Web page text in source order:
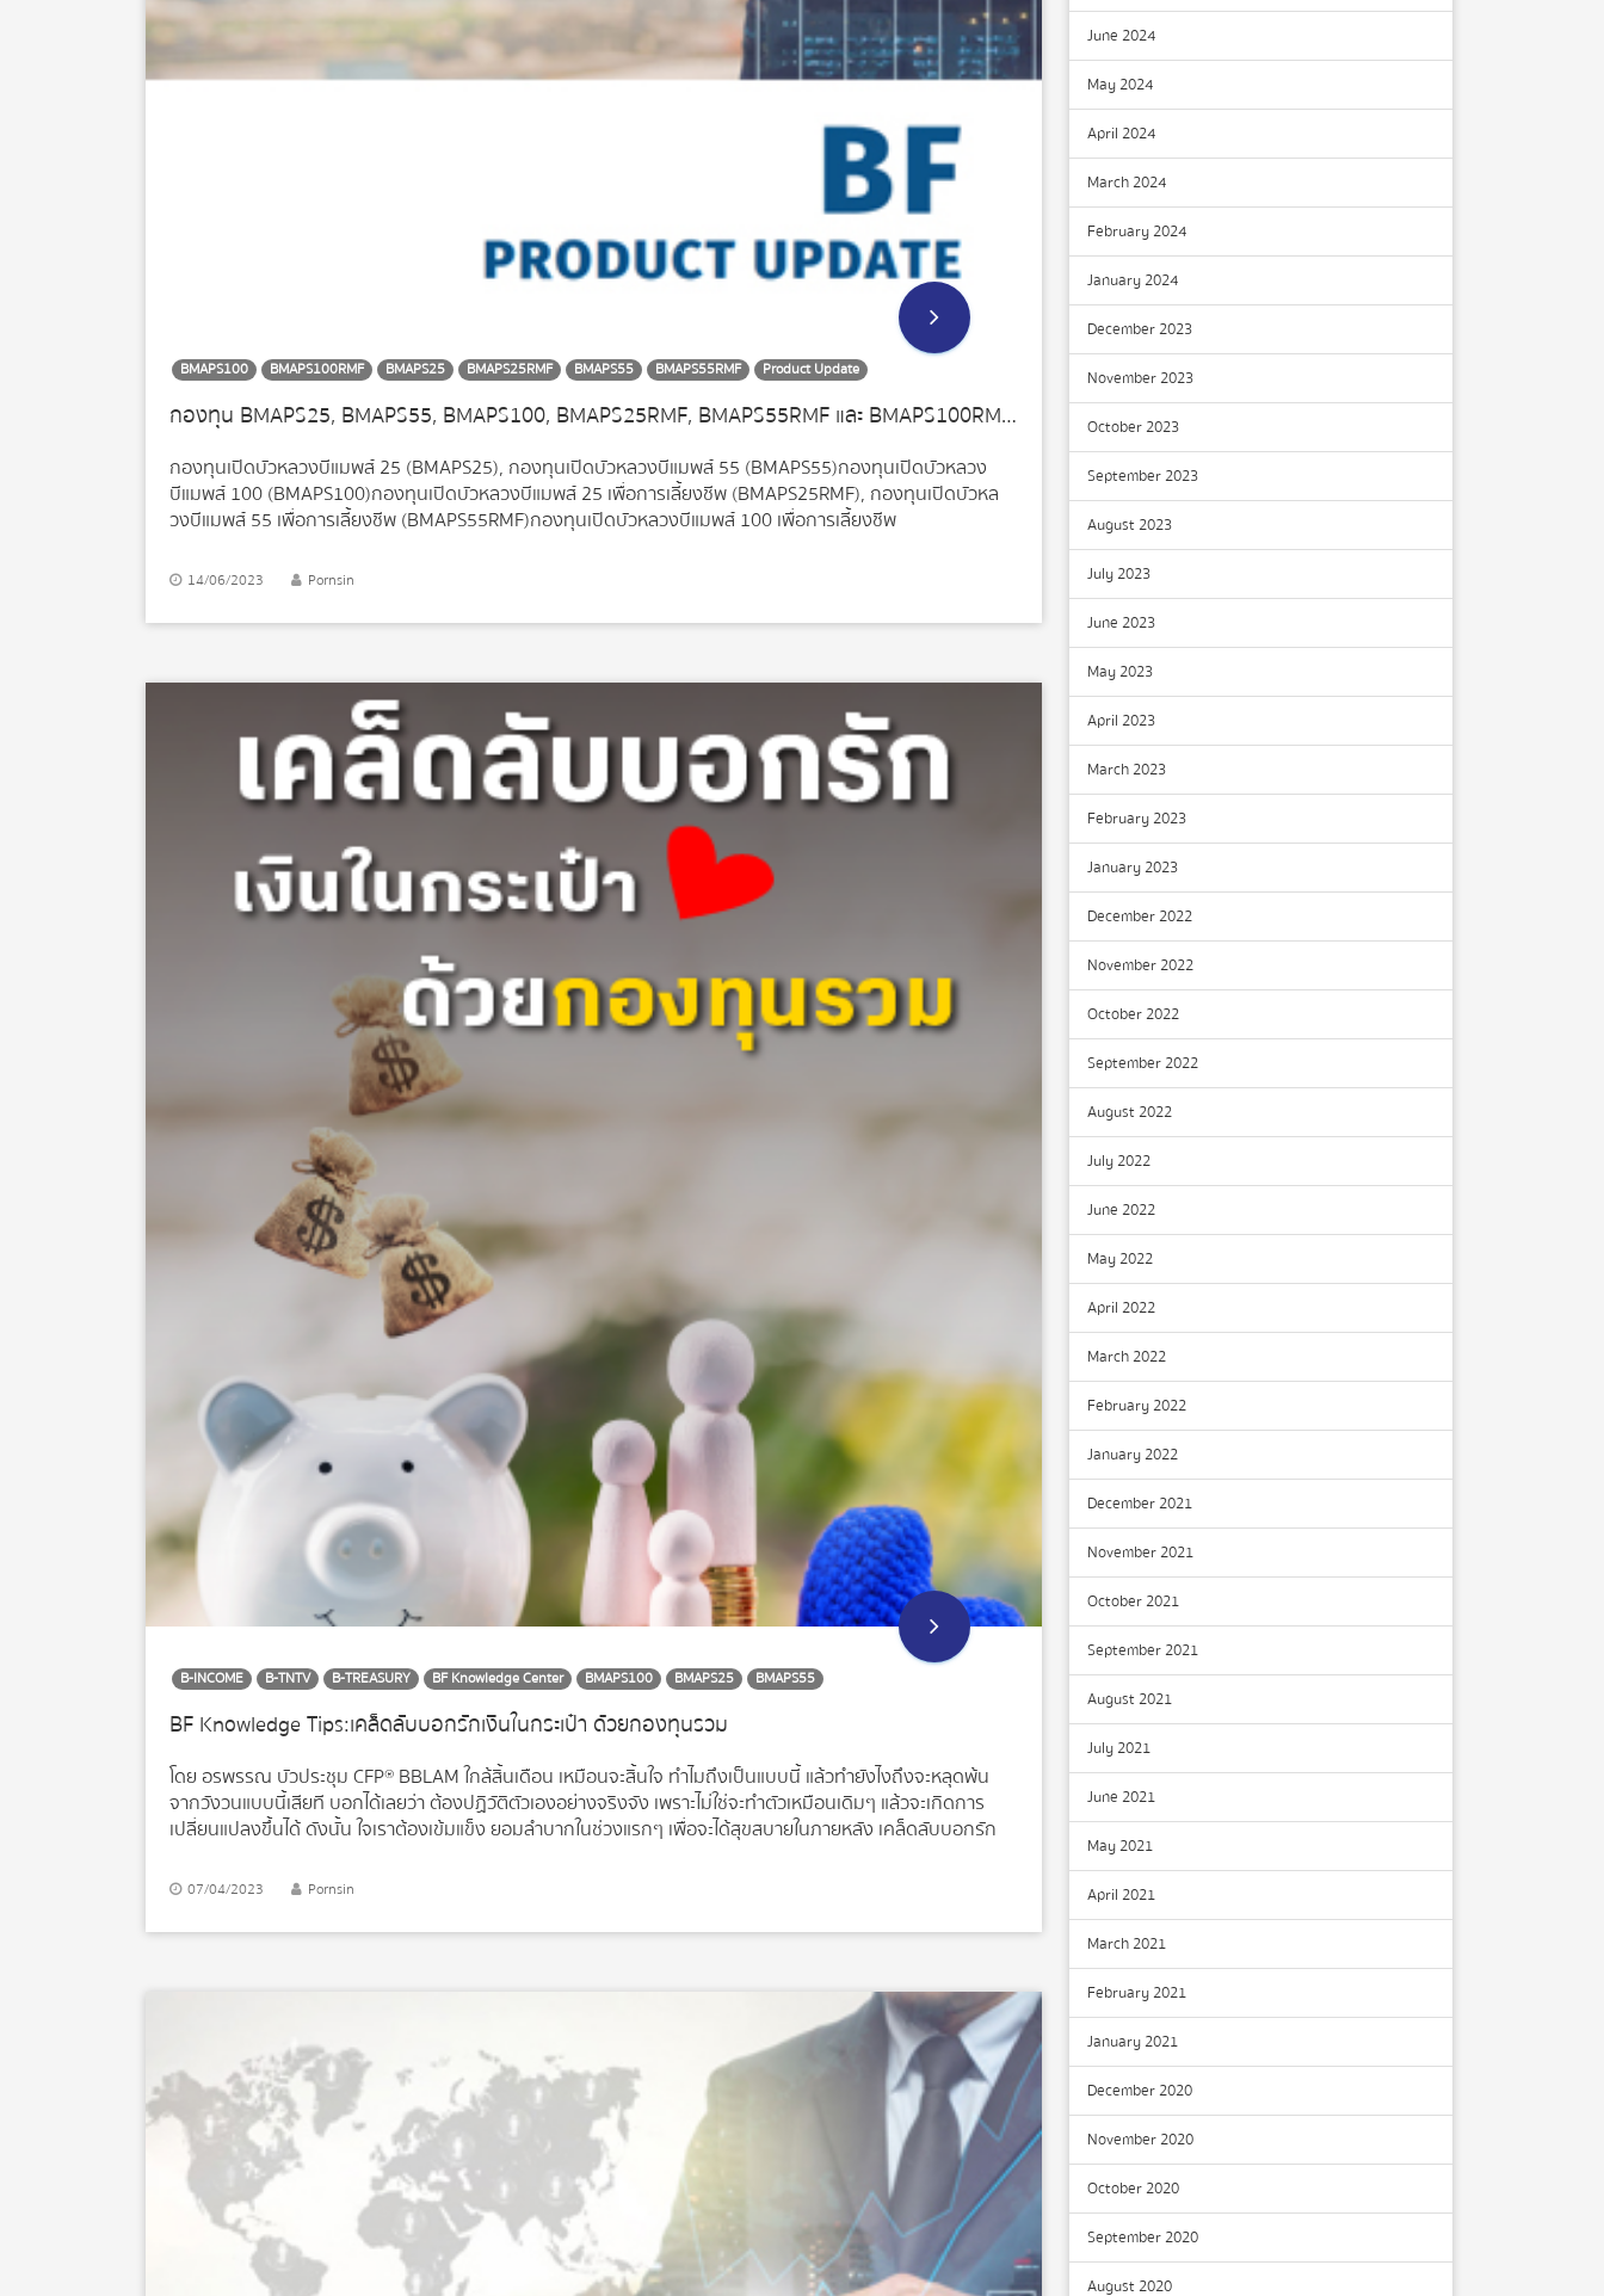
BMAPS100 BMAPS100RMF BMAPS25 BMAPS25RMF BMAPS55 BMAPS55RMF Product Update
กองทุน BMAPS25, BMAPS55, BMAPS100, BMAPS25RMF, BMAPS55RMF และ BMAPS100RMF Q2/2023
กองทุนเปิดบัวหลวงบีแมพส์ 25 (BMAPS25), กองทุนเปิดบัวหลวงบีแมพส์ 55 (BMAPS55)กองทุนเปิดบัวหลวง
บีแมพส์ 100 (BMAPS100)กองทุนเปิดบัวหลวงบีแมพส์ 25 เพื่อการเลี้ยงชีพ (BMAPS25RMF), กองทุนเปิดบัวหล
วงบีแมพส์ 55 เพื่อการเลี้ยงชีพ (BMAPS55RMF)กองทุนเปิดบัวหลวงบีแมพส์ 100 เพื่อการเลี้ยงชีพ
เงินของภาคธุรกิจและการใช้จ่ายของภาคการบริโภค ประกอบกับปัญหาทางด้านภาคธนาคารพาณิชย์ของสหรัฐฯ ที่
เศรษฐกิจจีนจะเป็นปัจจัยสนับสนุนที่สำคัญ โดยเฉพาะกับกลุ่มประเทศ Emerging Markets และช่วยให้เศรษฐกิจโลก
ประเทศ Emerging Markets Asia คาดว่าจะได้รับประโยชน์ เนื่องจากคาดว่าจะมีผลประกอบที่ยังคงเติบโตในระดับที่ดี
โดยนโยบายของภาครัฐที่ผ่านมา เริ่มมีท่าทีผ่อนคลายมากขึ้น โดยเฉพาะมาตรการช่วยเหลือภาคอสังหาริมทรัพย์ ทั้ง
สำหรับผู้ประกอบธุรกิจและมาตรการสนับสนุนฝั่งผู้ซื้อ รวมถึงนโยบายการสนับสนุนทางการเงินให้กับกลุ่มธุรกิจฟิน
เทคอีกกว่า 10.5 ล้านหยวน เป็นต้น ทำให้บรรยยากาศการลงทุนในจีนกลับมามีแนวโน้มที่ดีขึ้น รวมถึงประเทศอื่นใน
ภูมิภาค […]
14/06/2023 Pornsin
B-INCOME B-TNTV B-TREASURY BF Knowledge Center BMAPS100 BMAPS25 BMAPS55
BF Knowledge Tips: เคล็ดลับบอกรักเงินในกระเป๋า ด้วยกองทุนรวม
โดย อรพรรณ บัวประชุม CFP® BBLAM ใกล้สิ้นเดือน เหมือนจะสิ้นใจ ทำไมถึงเป็นแบบนี้ แล้วทำยังไงถึงจะหลุดพ้น
จากวังวนแบบนี้เสียที บอกได้เลยว่า ต้องปฏิวัติตัวเองอย่างจริงจัง เพราะไม่ใช่จะทำตัวเหมือนเดิมๆ แล้วจะเกิดการ
เปลี่ยนแปลงขึ้นได้ ดังนั้น ใจเราต้องเข้มแข็ง ยอมลำบากในช่วงแรกๆ เพื่อจะได้สุขสบายในภายหลัง เคล็ดลับบอกรัก
ดีๆ แนะนำให้หยิบกระดาษ กับปากกา หรือจะใช้อุปกรณ์อิเล็กทรอนิกส์ก็ได้ โดยการเขียนจำนวนเงินที่เข้าบัญชีในวันที่
เคยลงทุนโดยการหักเงินในบัญชี ก็แสดงว่า เงินที่เข้ามาทุกเดือนนั้น ยังไม่มีการออม การลงทุนใดๆ ดังนั้น แนะนำให้
07/04/2023 Pornsin
June 2024
May 2024
April 2024
March 2024
February 2024
January 2024
December 2023
November 2023
October 2023
September 2023
August 2023
July 2023
June 2023
May 2023
April 2023
March 2023
February 2023
January 2023
December 2022
November 2022
October 2022
September 2022
August 2022
July 2022
June 2022
May 2022
April 2022
March 2022
February 2022
January 2022
December 2021
November 2021
October 2021
September 2021
August 2021
July 2021
June 2021
May 2021
April 2021
March 2021
February 2021
January 2021
December 2020
November 2020
October 2020
September 2020
August 2020